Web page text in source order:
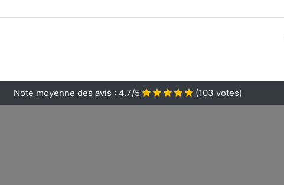
Note moyenne des avis : 4.7/5 (103 votes)